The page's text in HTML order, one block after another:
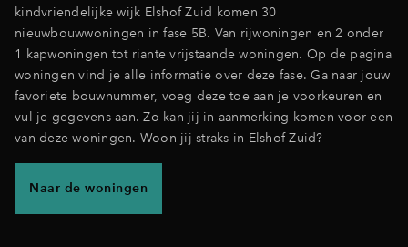
kindvriendelijke wijk Elshof Zuid komen 30
nieuwbouwwoningen in fase 5B. Van rijwoningen en 2 onder
1 kapwoningen tot riante vrijstaande woningen. Op de pagina
woningen vind je alle informatie over deze fase. Ga naar jouw
favoriete bouwnummer, voeg deze toe aan je voorkeuren en
vul je gegevens aan. Zo kan jij in aanmerking komen voor een
van deze woningen. Woon jij straks in Elshof Zuid?
Naar de woningen